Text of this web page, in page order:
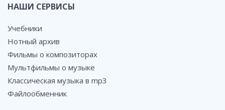
НАШИ СЕРВИСЫ
Учебники
Нотный архив
Фильмы о композиторах
Мультфильмы о музыке
Классическая музыка в mp3
Файлообменник